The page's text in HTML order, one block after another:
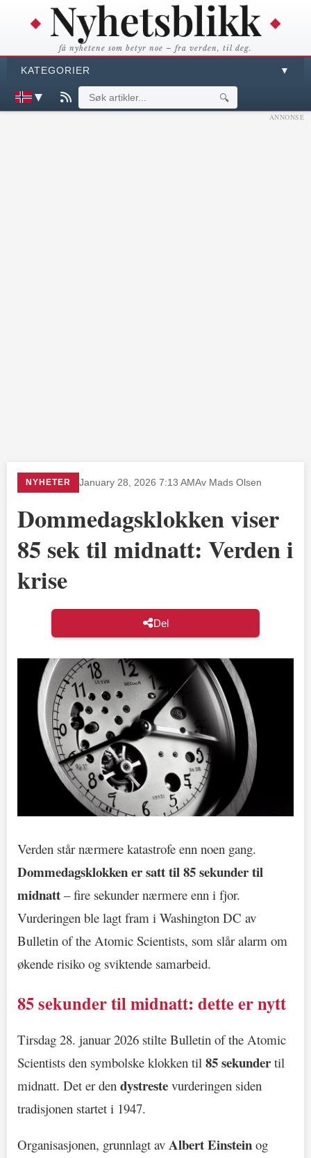
få nyhetene som betyr noe – fra verden, til deg.
KATEGORIER ▼
▼ 🔍
ANNONSE
NYHETER January 28, 2026 7:13 AMAv Mads Olsen
Dommedagsklokken viser
85 sek til midnatt: Verden i
krise
Del
Verden står nærmere katastrofe enn noen gang.
Dommedagsklokken er satt til 85 sekunder til
midnatt – fire sekunder nærmere enn i fjor.
Vurderingen ble lagt fram i Washington DC av
Bulletin of the Atomic Scientists, som slår alarm om
økende risiko og sviktende samarbeid.
85 sekunder til midnatt: dette er nytt
Tirsdag 28. januar 2026 stilte Bulletin of the Atomic
Scientists den symbolske klokken til 85 sekunder til
midnatt. Det er den dystreste vurderingen siden
tradisjonen startet i 1947.
Organisasjonen, grunnlagt av Albert Einstein og